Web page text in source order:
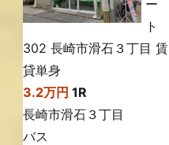
ー
ト
302 長崎市滑石３丁目 賃
貸単身
3.2万円 1R
長崎市滑石３丁目
バス